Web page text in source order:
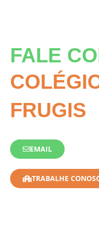
FALE
FRUGIS
EMAIL
TRABALHE